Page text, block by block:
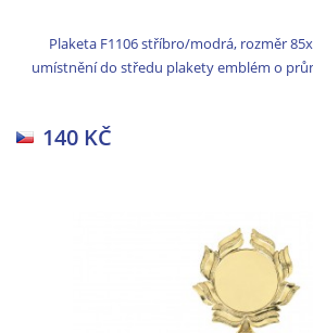
Plaketa F1106 stříbro/modrá, rozměr
umístnění do středu plakety emblém o
140 KČ